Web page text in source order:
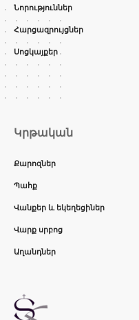
Նորություններ
Հարցազրույցներ
Սոցկայքեր
Կրթական
Քարոզներ
Պահք
Վանքեր և եկեղեցիներ
Վարք սրբոց
Աղանդներ